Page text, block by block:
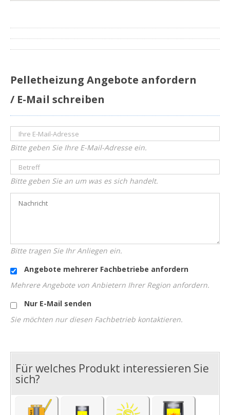
Pelletheizung Angebote anfordern
/ E-Mail schreiben
Bitte geben Sie Ihre E-Mail-Adresse ein.
Bitte geben Sie an um was es sich handelt.
Bitte tragen Sie Ihr Anliegen ein.
Angebote mehrerer Fachbetriebe anfordern
Mehrere Angebote von Anbietern Ihrer Region anfordern.
Nur E-Mail senden
Sie möchten nur diesen Fachbetrieb kontaktieren.
Für welches Produkt interessieren Sie
sich?